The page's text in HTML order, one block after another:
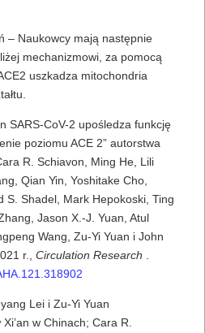
– Naukowcy mają następnie
mechanizmowi, za pomocą
uszkadza mitochondria
SARS-CoV-2 upośledza funkcję
poziomu ACE 2” autorstwa
R. Schiavon, Ming He, Lili
Qian Yin, Yoshitake Cho,
S. Shadel, Mark Hepokoski, Ting
Jason X.-J. Yuan, Atul
Wang, Zu-Yi Yuan i John
r., Circulation Research
Lei i Zu-Yi Yuan
w Chinach; Cara R.